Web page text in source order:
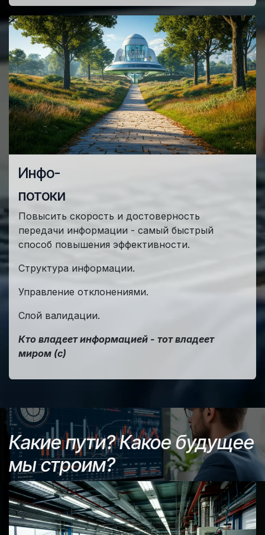
Инфо-
потоки
Повысить скорость и достоверность
передачи информации - самый быстрый
способ повышения эффективности.
Структура информации.
Управление отклонениями.
Слой валидации.
Кто владеет информацией - тот владеет
миром (с)
Какие пути? Какое будущее
мы строим?